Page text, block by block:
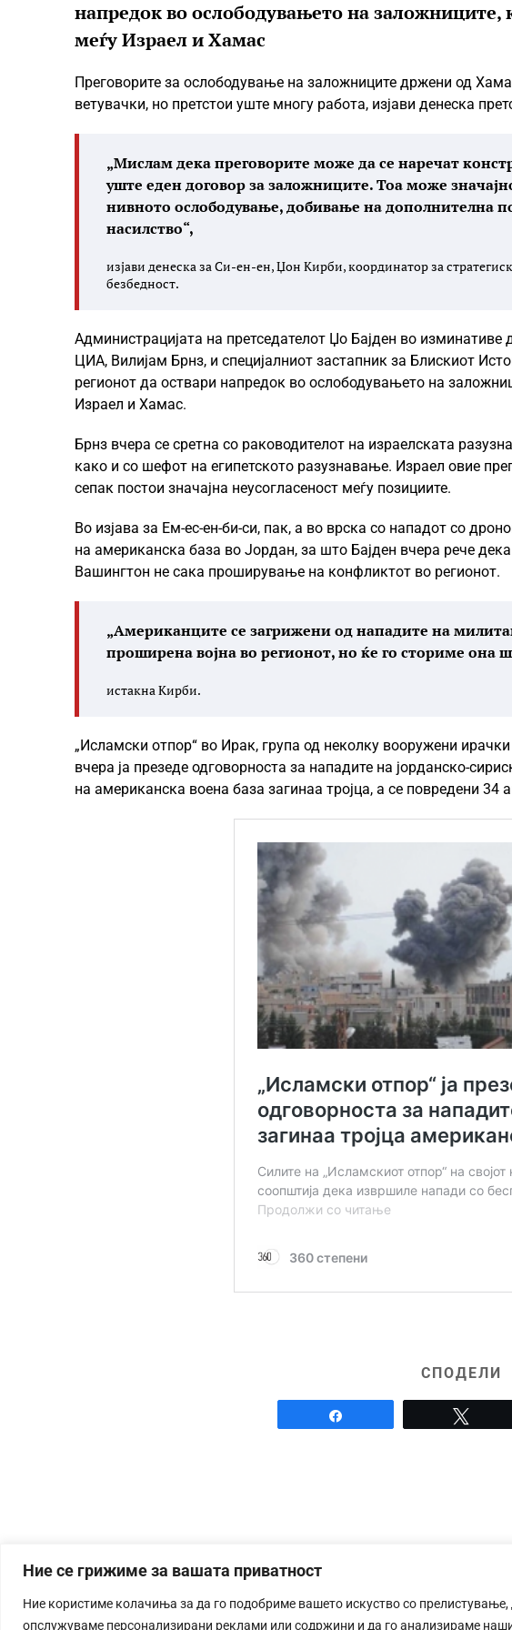
Ние се грижиме за вашата приватност
Ние користиме колачиња за да го подобриме вашето искуство со прелистување,
опслужуваме персонализирани реклами или содржини и да го анализираме
напредок во ослободувањето на заложниците,
меѓу Израел и Хамас
Преговорите за ослободување на заложниците држени од
ветувачки, но претстои уште многу работа, изјави денеска
„Мислам дека преговорите може да се наречат
уште еден договор за заложниците. Тоа може
нивното ослободување, добивање на дополнителна
насилство“,
изјави денеска за Си-ен-ен, Џон Кирби, координатор за
безбедност.
Администрацијата на претседателот Џо Бајден во изминативе
ЦИА, Вилијам Брнз, и специјалниот застапник за Блискиот
регионот да оствари напредок во ослободувањето на
Израел и Хамас.
Брнз вчера се сретна со раководителот на израелската
како и со шефот на египетското разузнавање. Израел овие
сепак постои значајна неусогласеност меѓу позициите.
Во изјава за Ем-ес-ен-би-си, пак, а во врска со нападот со
на американска база во Јордан, за што Бајден вчера рече
Вашингтон не сака проширување на конфликтот во регионот.
„Американците се загрижени од нападите на
проширена војна во регионот, но ќе го сториме она
истакна Кирби.
„Исламски отпор“ во Ирак, група од неколку вооружени
вчера ја презеде одговорноста за нападите на јорданско-
на американска воена база загинаа тројца, а се повредени 34
СПОДЕЛИ